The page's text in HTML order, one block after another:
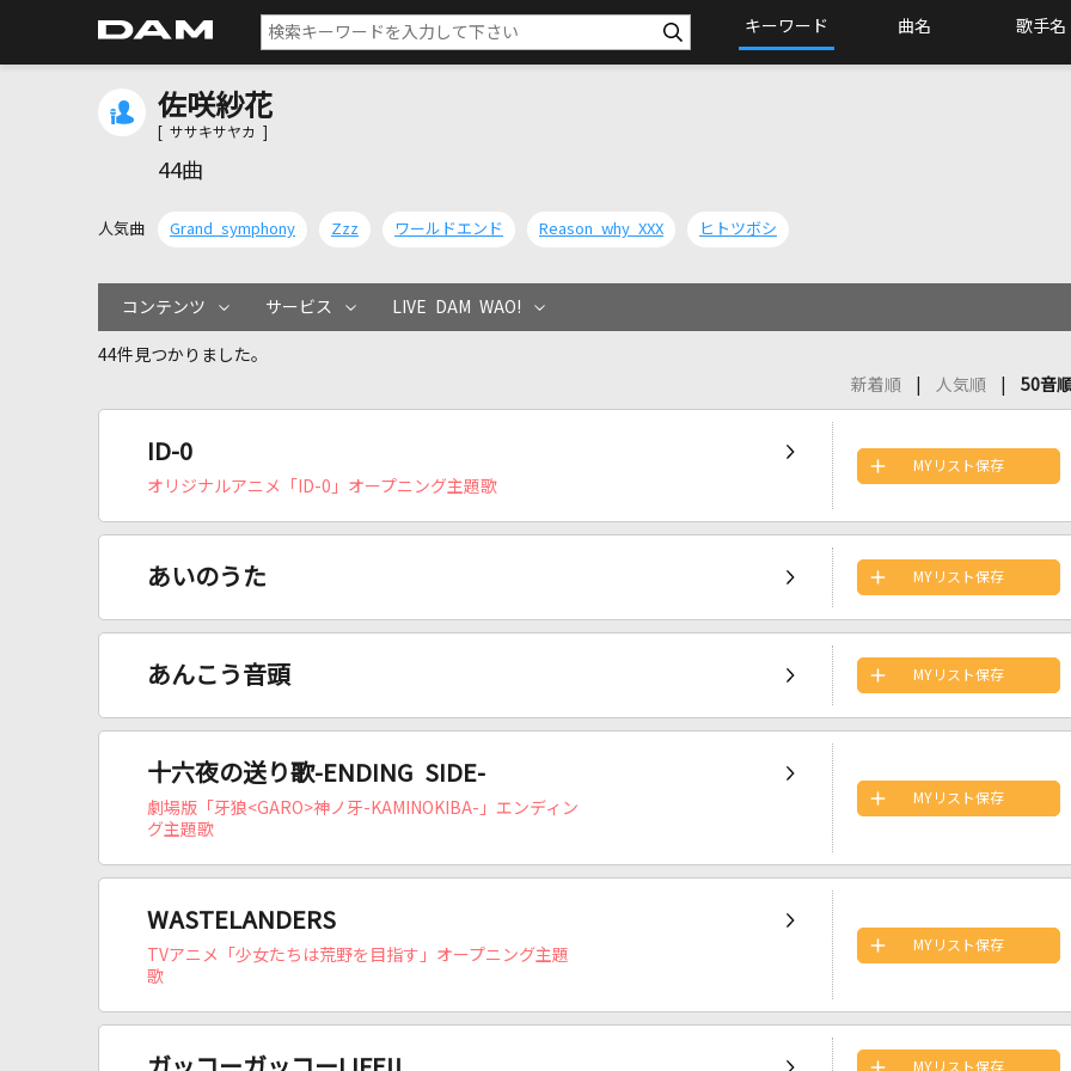
キーワード 曲名 歌手名
佐咲紗花
[ ササキサヤカ ]
44曲
人気曲 Grand symphony Zzz ワールドエンド Reason why XXX ヒトツボシ
コンテンツ サービス LIVE DAM WAO!
44件見つかりました。
新着順
人気順 50音
ID-0
オリジナルアニメ「ID-0」オープニング主題歌
MYリスト保存
あいのうた MYリスト保存
あんこう音頭 MYリスト保存
十六夜の送り歌-ENDING SIDE-
劇場版「牙狼<GARO>神ノ牙-KAMINOKIBA-」エンディン
グ主題歌
MYリスト保存
WASTELANDERS
TVアニメ「少女たちは荒野を目指す」オープニング主題
歌
MYリスト保存
MYリスト保存